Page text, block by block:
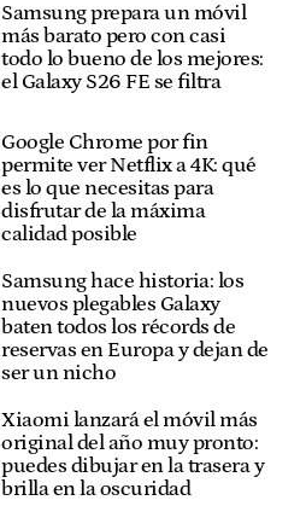
Samsung prepara un móvil
más barato pero con casi
todo lo bueno de los mejores:
el Galaxy S26 FE se filtra
Google Chrome por fin
permite ver Netflix a 4K: qué
es lo que necesitas para
disfrutar de la máxima
calidad posible
Samsung hace historia: los
nuevos plegables Galaxy
baten todos los récords de
reservas en Europa y dejan de
ser un nicho
Xiaomi lanzará el móvil más
original del año muy pronto:
puedes dibujar en la trasera y
brilla en la oscuridad